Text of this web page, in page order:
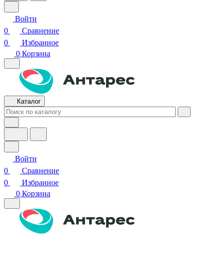
Войти
0
Сравнение
0
Избранное
0 Корзина
Каталог
Войти
0
Сравнение
0
Избранное
0 Корзина